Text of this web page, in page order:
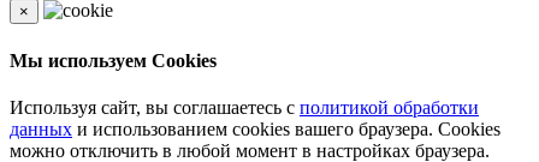
×
Мы используем Cookies
Используя сайт, вы соглашаетесь с политикой обработки
данных и использованием cookies вашего браузера. Cookies
можно отключить в любой момент в настройках браузера.